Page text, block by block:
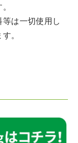
は一切使用し
。